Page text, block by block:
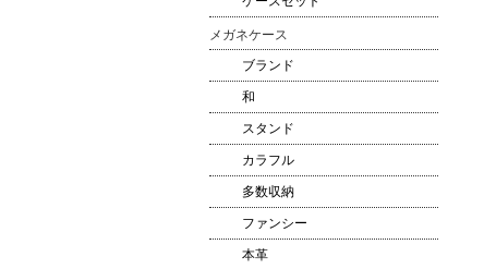
メガネケース
ブランド
和
スタンド
カラフル
多数収納
ファンシー
本革